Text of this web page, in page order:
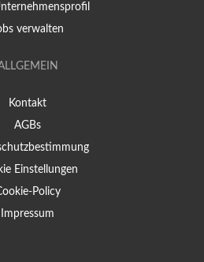
verwalten
Kontakt
AGBs
Einstellungen
Policy
Impressum